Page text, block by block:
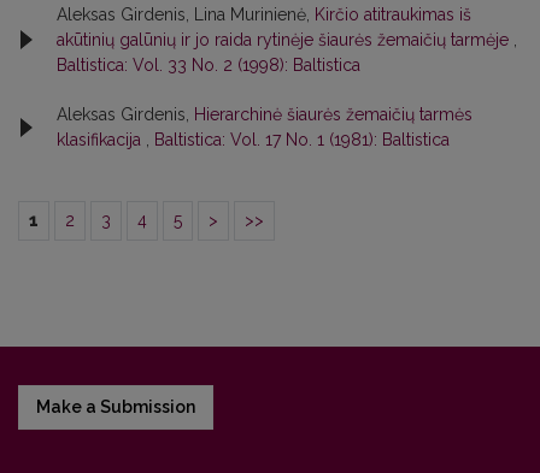
Aleksas Girdenis, Lina Murinienė, Kirčio atitraukimas iš
akūtinių galūnių ir jo raida rytinėje šiaurės žemaičių tarmėje
Baltistica: Vol. 33 No. 2 (1998): Baltistica
Aleksas Girdenis,
Hierarchinė šiaurės žemaičių tarmės
klasifikacija
Baltistica: Vol. 17 No. 1 (1981): Baltistica
1 2 3 4 5 > >>
Make a Submission